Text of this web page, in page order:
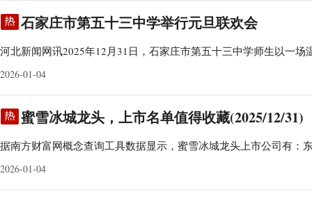
石家庄市第五十三中学举行元旦联欢会
河北新闻网讯2025年12月31日，石家庄市第五十三中学师生以一场
2026-01-04
蜜雪冰城龙头，上市名单值得收藏(2025/12/31)
据南方财富网概念查询工具数据显示，蜜雪冰城龙头上市公司有：
2026-01-04